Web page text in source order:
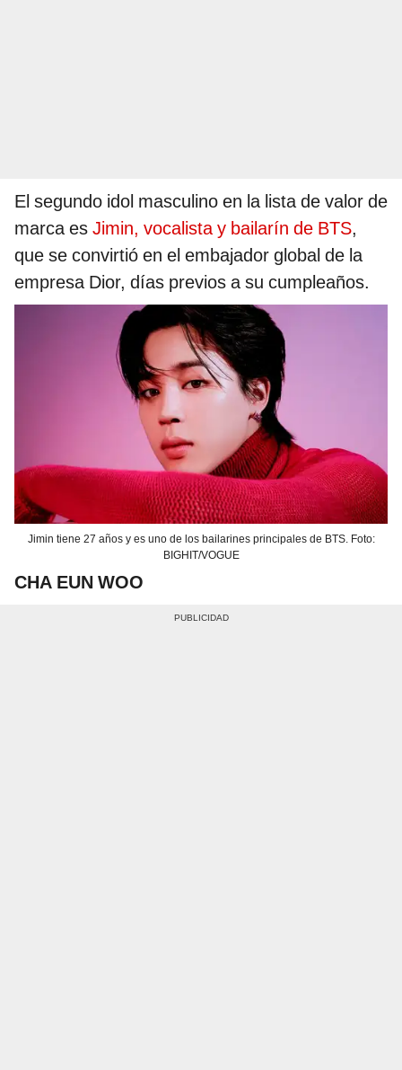
El segundo idol masculino en la lista de valor de
marca es Jimin, vocalista y bailarín de BTS,
que se convirtió en el embajador global de la
empresa Dior, días previos a su cumpleaños.
Jimin tiene 27 años y es uno de los bailarines principales de BTS. Foto:
BIGHIT/VOGUE
CHA EUN WOO